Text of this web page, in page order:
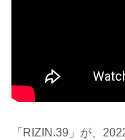
「RIZIN.39」が、